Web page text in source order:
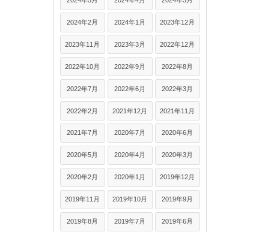
2024年2月 2024年1月 2023年12月
2023年11月 2023年3月 2022年12月
2022年10月 2022年9月 2022年8月
2022年7月 2022年6月 2022年3月
2022年2月 2021年12月 2021年11月
2021年7月 2020年7月 2020年6月
2020年5月 2020年4月 2020年3月
2020年2月 2020年1月 2019年12月
2019年11月 2019年10月 2019年9月
2019年8月 2019年7月 2019年6月